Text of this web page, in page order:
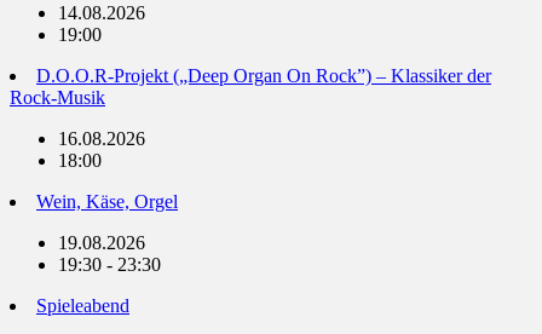
14.08.2026
19:00
D.O.O.R-Projekt („Deep Organ On Rock”) – Klassiker der
Rock-Musik
16.08.2026
18:00
Wein, Käse, Orgel
19.08.2026
19:30 - 23:30
Spieleabend